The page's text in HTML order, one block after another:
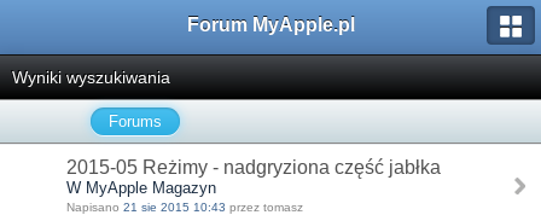
Forum MyApple.pl
Wyniki wyszukiwania
Forums
2015-05 Reżimy - nadgryziona część jabłka
W MyApple Magazyn
Napisano 21 sie 2015 10:43 przez tomasz